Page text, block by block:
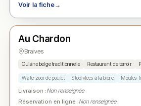
Voir la fiche→
★ N° 3
Au Chardon
Braives
Cuisine belge traditionnelle Restaurant de terroir
Waterzooi de poulet Stoofvlees à la bière Moules-
Livraison :Non renseignée
Réservation en ligne :Non renseignée